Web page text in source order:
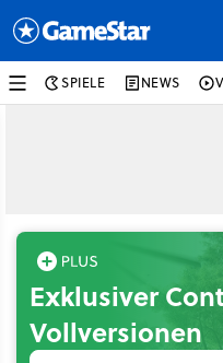
SPIELE NEWS
Exklusiver
Vollversionen